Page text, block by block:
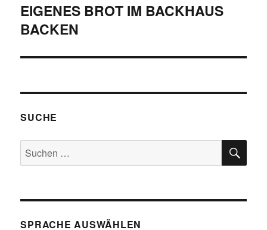
Nächster
Beitrag:
EIGENES BROT IM BACKHAUS
BACKEN
SUCHE
Suchen
nach:
SPRACHE AUSWÄHLEN